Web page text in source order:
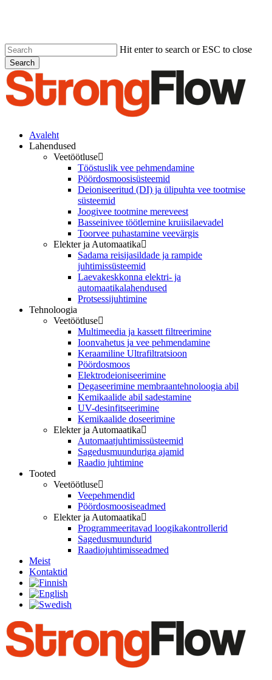
content
Hit enter to search or ESC to close
Search
Close
Search
Menu
Avaleht
Lahendused
Veetöötluse
Tööstuslik vee pehmendamine
Pöördosmoosisüsteemid
Deioniseeritud (DI) ja ülipuhta vee tootmise
süsteemid
Joogivee tootmine mereveest
Basseinivee töötlemine kruiisilaevadel
Toorvee puhastamine veevärgis
Elekter ja Automaatika
Sadama reisijasildade ja rampide
juhtimissüsteemid
Laevakeskkonna elektri- ja
automaatikalahendused
Protsessijuhtimine
Tehnoloogia
Veetöötluse
Multimeedia ja kassett filtreerimine
Ioonvahetus ja vee pehmendamine
Keraamiline Ultrafiltratsioon
Pöördosmoos
Elektrodeioniseerimine
Degaseerimine membraantehnoloogia abil
Kemikaalide abil sadestamine
UV-desinfitseerimine
Kemikaalide doseerimine
Elekter ja Automaatika
Automaatjuhtimissüsteemid
Sagedusmuunduriga ajamid
Raadio juhtimine
Tooted
Veetöötluse
Veepehmendid
Pöördosmoosiseadmed
Elekter ja Automaatika
Programmeeritavad loogikakontrollerid
Sagedusmuundurid
Raadiojuhtimisseadmed
Meist
Kontaktid